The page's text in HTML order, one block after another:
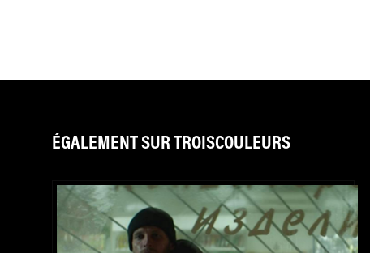
ÉGALEMENT SUR TROISCOULEURS